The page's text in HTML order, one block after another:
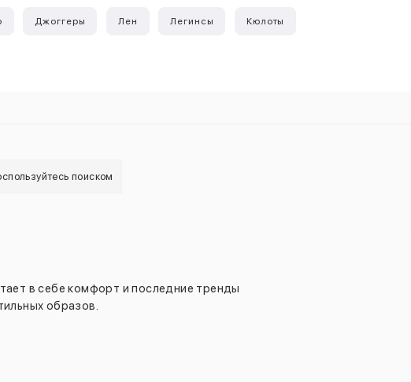
Джоггеры Лен Легинсы Кюлоты
поиском
в себе комфорт и последние тренды
образов.